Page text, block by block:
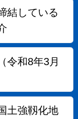
結している
令和8年3月
土強靱化地